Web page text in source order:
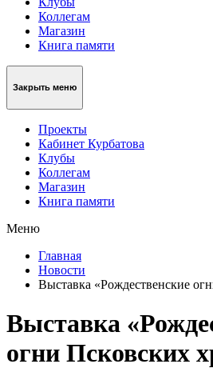
Коллегам
Магазин
Книга памяти
Закрыть меню
Проекты
Кабинет Курбатова
Клубы
Коллегам
Магазин
Книга памяти
Меню
Главная
Новости
Выставка «Рождественские
Выставка
огни Псковских